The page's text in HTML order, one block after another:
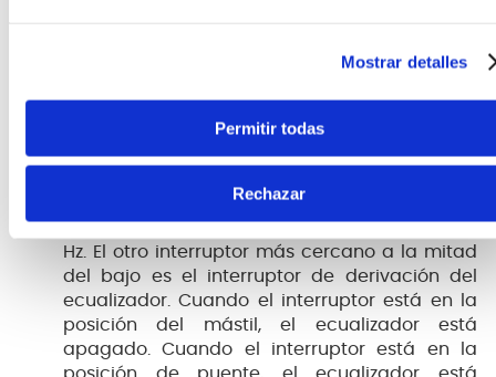
Mostrar detalles
Permitir todas
Rechazar
interruptor más cercano al final del cuerpo es
Cuando el interruptor está en la posición del
mástil, el pico de realce medio está a 250 Hz.
Cuando el interruptor está en la posición
Hz. Cuando el interruptor está en la posición de
puente, el pico de aumento medio está a 700
Hz. El otro interruptor más cercano a la mitad
del bajo es el interruptor de derivación del
ecualizador. Cuando el interruptor está en la
posición del mástil, el ecualizador está
apagado. Cuando el interruptor está en la